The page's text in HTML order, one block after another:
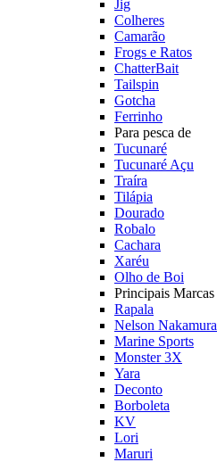
Jig
Colheres
Camarão
Frogs e Ratos
ChatterBait
Tailspin
Gotcha
Ferrinho
Para pesca de
Tucunaré
Tucunaré Açu
Traíra
Tilápia
Dourado
Robalo
Cachara
Xaréu
Olho de Boi
Principais Marcas
Rapala
Nelson Nakamura
Marine Sports
Monster 3X
Yara
Deconto
Borboleta
KV
Lori
Maruri